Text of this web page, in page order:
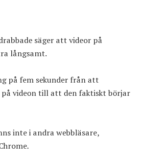
säger att videor på
långsamt.
på fem sekunder från att
videon till att den faktiskt börjar
inte i andra webbläsare,